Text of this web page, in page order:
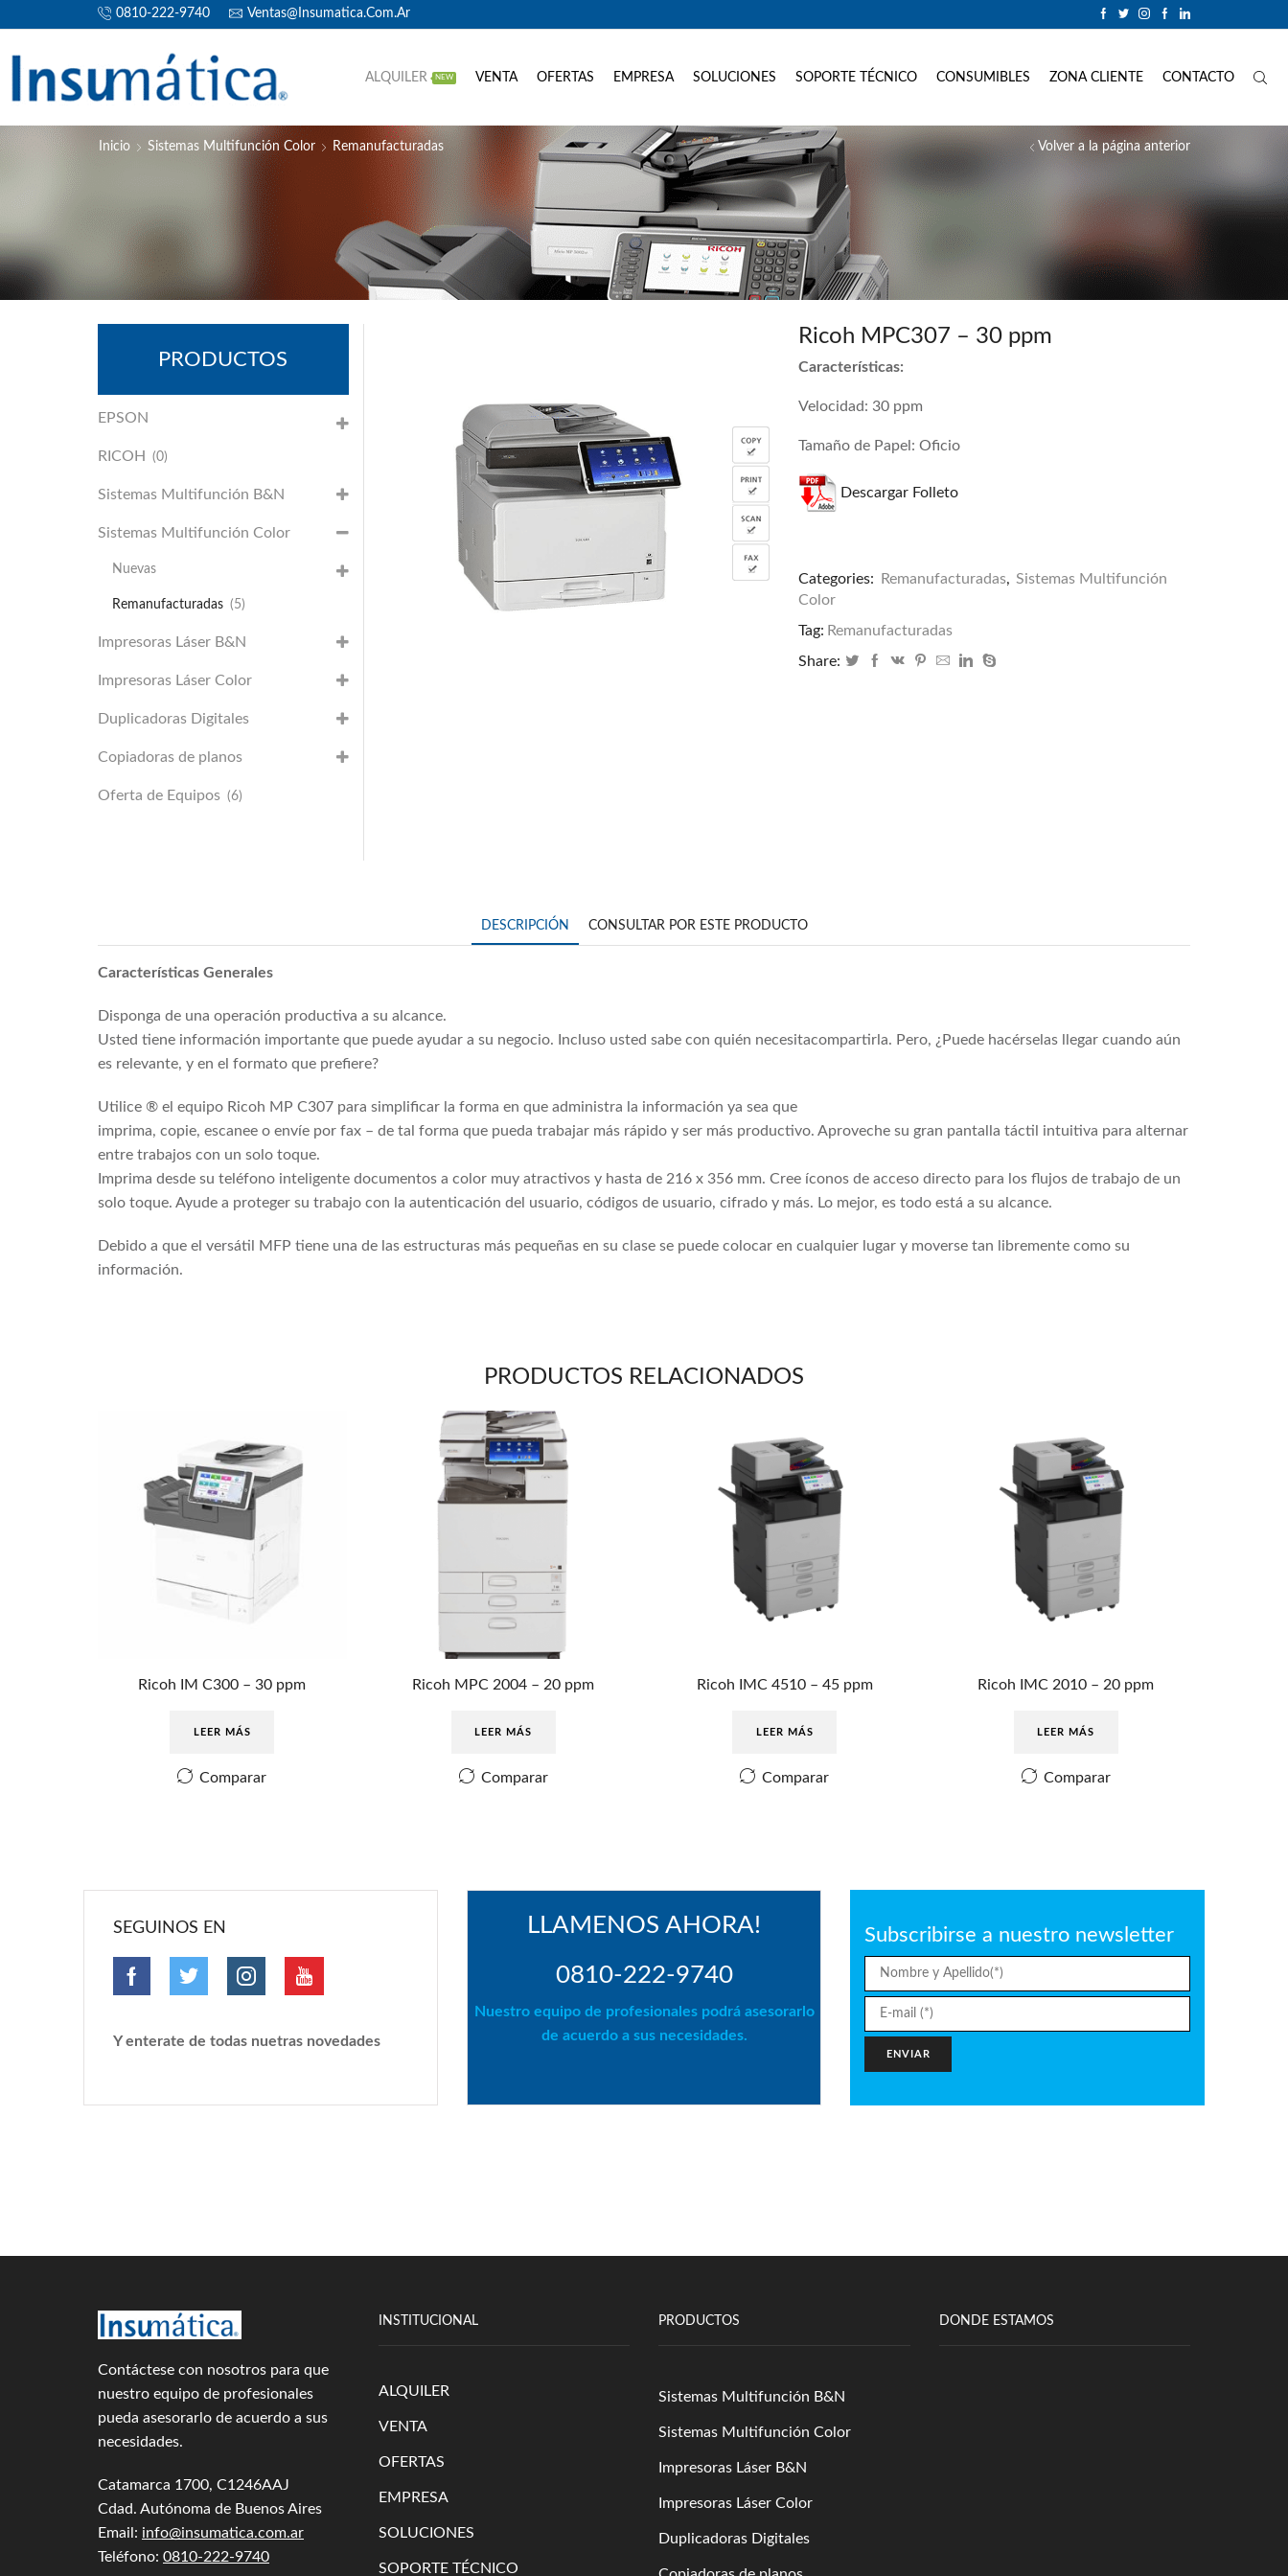
0810-222-9740 Ventas@insumatica.com.ar
ALQUILER NEW VENTA OFERTAS EMPRESA SOLUCIONES SOPORTE TÉCNICO CONSUMIBLES ZONA CLIENTE CONTACTO
Inicio Sistemas Multifunción Color Remanufacturadas Volver a la página anterior
Ricoh MPC307 – 30 ppm
Características:
Velocidad: 30 ppm
Tamaño de Papel: Oficio
Descargar Folleto
Categories: Remanufacturadas, Sistemas Multifunción
Color
Tag: Remanufacturadas
Share:
PRODUCTOS
EPSON
RICOH (0)
Sistemas Multifunción B&N
Sistemas Multifunción Color
Nuevas
Remanufacturadas (5)
Impresoras Láser B&N
Impresoras Láser Color
Duplicadoras Digitales
Copiadoras de planos
Oferta de Equipos (6)
DESCRIPCIÓN CONSULTAR POR ESTE PRODUCTO
Características Generales
Disponga de una operación productiva a su alcance.
Usted tiene información importante que puede ayudar a su negocio. Incluso usted sabe con quién necesitacompartirla. Pero, ¿Puede hacérselas llegar cuando aún
es relevante, y en el formato que prefiere?
Utilice ® el equipo Ricoh MP C307 para simplificar la forma en que administra la información ya sea que
imprima, copie, escanee o envíe por fax – de tal forma que pueda trabajar más rápido y ser más productivo. Aproveche su gran pantalla táctil intuitiva para alternar
entre trabajos con un solo toque.
Imprima desde su teléfono inteligente documentos a color muy atractivos y hasta de 216 x 356 mm. Cree íconos de acceso directo para los flujos de trabajo de un
solo toque. Ayude a proteger su trabajo con la autenticación del usuario, códigos de usuario, cifrado y más. Lo mejor, es todo está a su alcance.
Debido a que el versátil MFP tiene una de las estructuras más pequeñas en su clase se puede colocar en cualquier lugar y moverse tan libremente como su
información.
PRODUCTOS RELACIONADOS
Ricoh IM C300 – 30 ppm
LEER MÁS
Comparar
Ricoh MPC 2004 – 20 ppm
LEER MÁS
Comparar
Ricoh IMC 4510 – 45 ppm
LEER MÁS
Comparar
Ricoh IMC 2010 – 20 ppm
LEER MÁS
Comparar
SEGUINOS EN
Y enterate de todas nuetras novedades
LLAMENOS AHORA!
0810-222-9740
Nuestro equipo de profesionales podrá asesorarlo
de acuerdo a sus necesidades.
Subscribirse a nuestro newsletter
Contáctese con nosotros para que
nuestro equipo de profesionales
pueda asesorarlo de acuerdo a sus
necesidades.
Catamarca 1700, C1246AAJ
Cdad. Autónoma de Buenos Aires
Email: info@insumatica.com.ar
Teléfono: 0810-222-9740
INSTITUCIONAL
ALQUILER
VENTA
OFERTAS
EMPRESA
SOLUCIONES
SOPORTE TÉCNICO
PRODUCTOS
Sistemas Multifunción B&N
Sistemas Multifunción Color
Impresoras Láser B&N
Impresoras Láser Color
Duplicadoras Digitales
DONDE ESTAMOS